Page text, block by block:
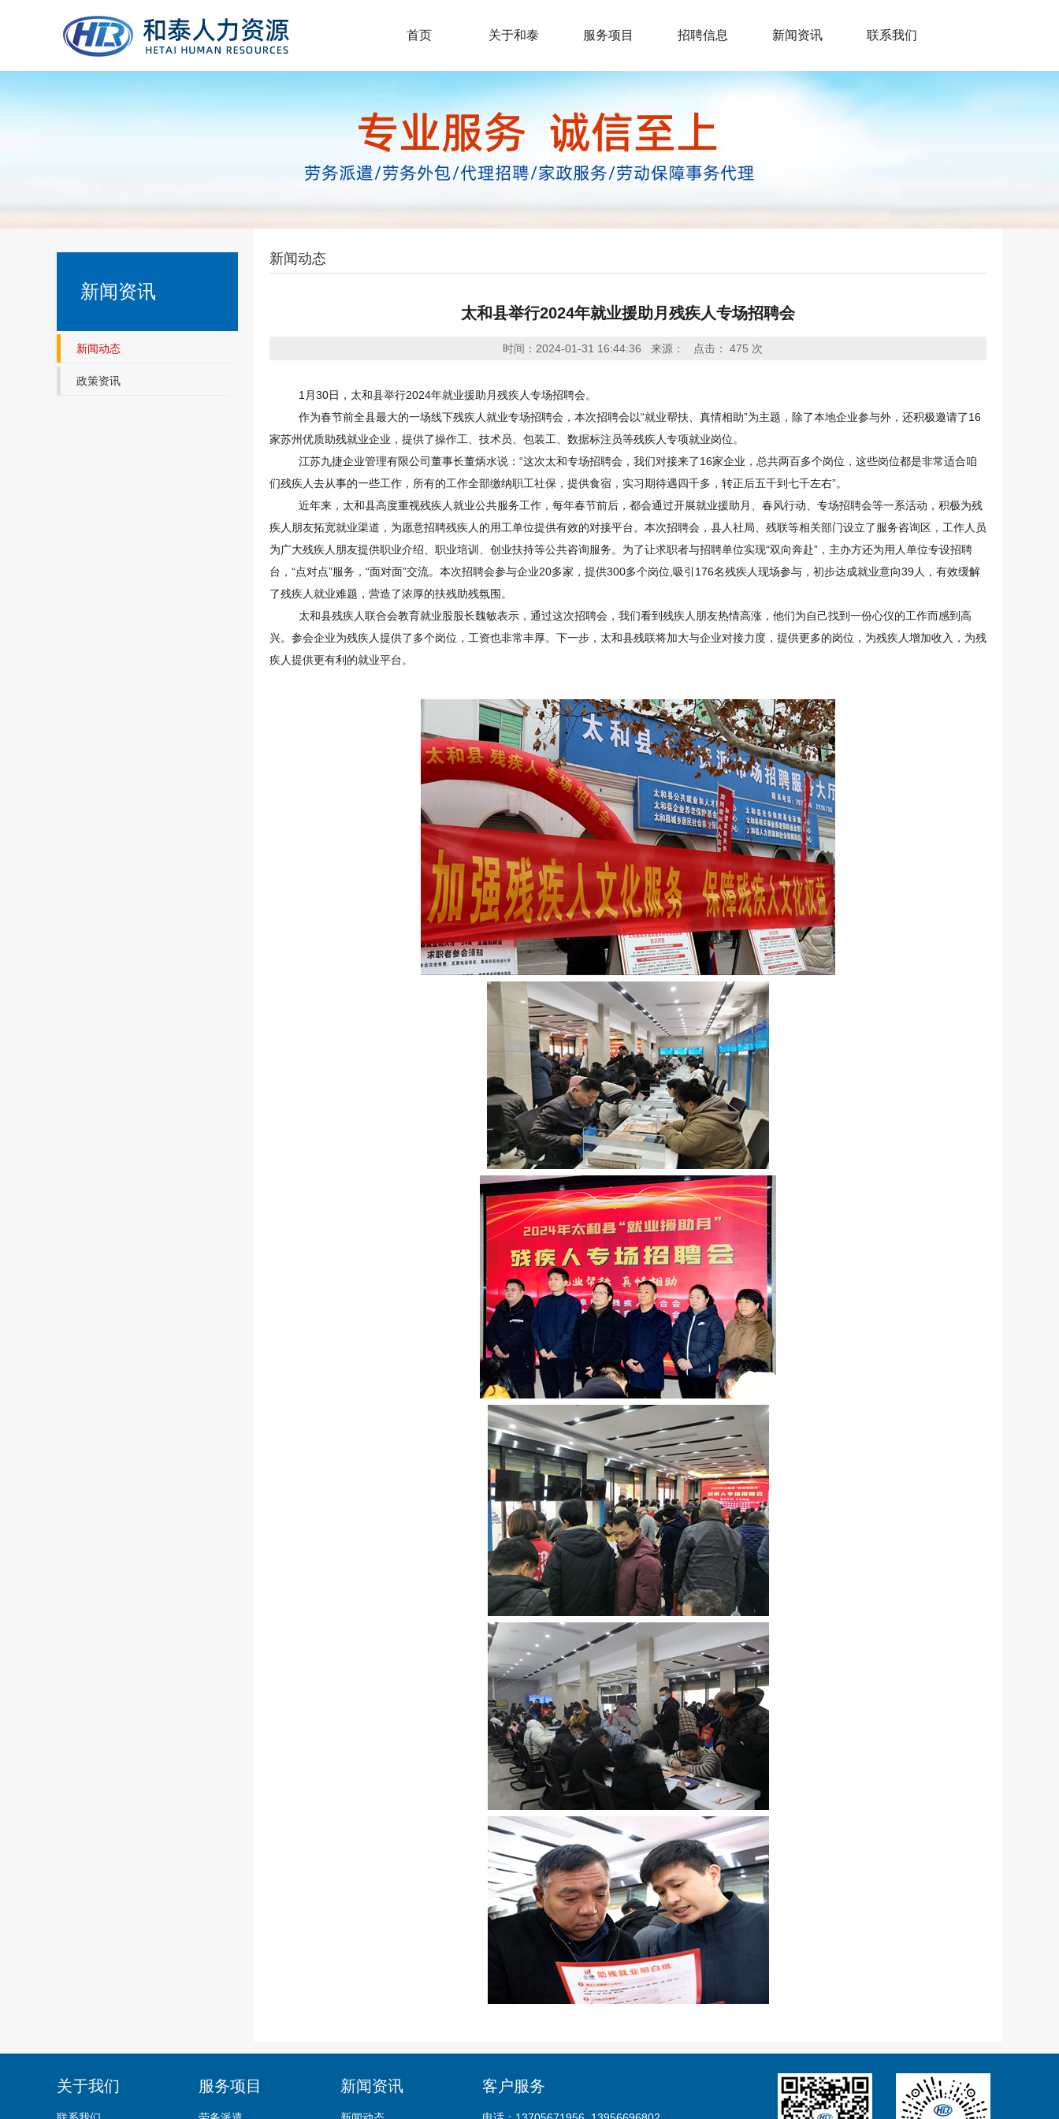
首页 关于和泰 服务项目 招聘信息 新闻资讯 联系我们
新闻资讯
新闻动态
政策资讯
新闻动态
太和县举行2024年就业援助月残疾人专场招聘会
时间：2024-01-31 16:44:36 来源： 点击： 475 次
1月30日，太和县举行2024年就业援助月残疾人专场招聘会。
作为春节前全县最大的一场线下残疾人就业专场招聘会，本次招聘会以“就业帮扶、真情相助”为主题，除了本地企业参与外，还积极邀请了16
家苏州优质助残就业企业，提供了操作工、技术员、包装工、数据标注员等残疾人专项就业岗位。
江苏九捷企业管理有限公司董事长董炳水说：“这次太和专场招聘会，我们对接来了16家企业，总共两百多个岗位，这些岗位都是非常适合咱
们残疾人去从事的一些工作，所有的工作全部缴纳职工社保，提供食宿，实习期待遇四千多，转正后五千到七千左右”。
近年来，太和县高度重视残疾人就业公共服务工作，每年春节前后，都会通过开展就业援助月、春风行动、专场招聘会等一系活动，积极为残
疾人朋友拓宽就业渠道，为愿意招聘残疾人的用工单位提供有效的对接平台。本次招聘会，县人社局、残联等相关部门设立了服务咨询区，工作人员
为广大残疾人朋友提供职业介绍、职业培训、创业扶持等公共咨询服务。为了让求职者与招聘单位实现“双向奔赴”，主办方还为用人单位专设招聘
台，“点对点”服务，“面对面”交流。本次招聘会参与企业20多家，提供300多个岗位 吸引 176名残疾人现场参与，初步达成就业意向39人，有效缓解
了残疾人就业难题，营造了浓厚的扶残助残氛围。
太和县残疾人联合会教育就业股股长魏敏表示，通过这次招聘会，我们看到残疾人朋友热情高涨，他们为自己找到一份心仪的工作而感到高
兴。参会企业为残疾人提供了多个岗位，工资也非常丰厚。下一步，太和县残联将加大与企业对接力度，提供更多的岗位，为残疾人增加收入，为残
疾人提供更有利的就业平台。
关于我们 服务项目 新闻资讯 客户服务